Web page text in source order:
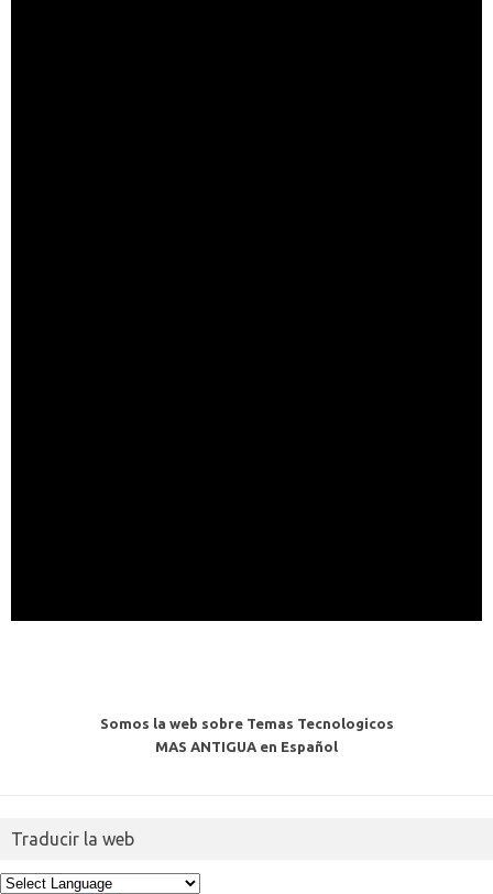
Somos la web sobre Temas Tecnologicos
MAS ANTIGUA en Español
Traducir la web